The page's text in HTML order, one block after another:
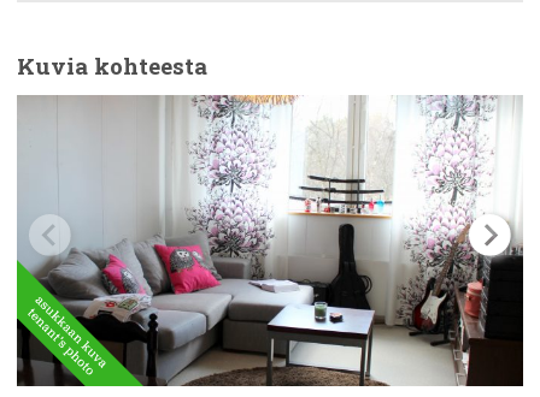
Kuvia kohteesta